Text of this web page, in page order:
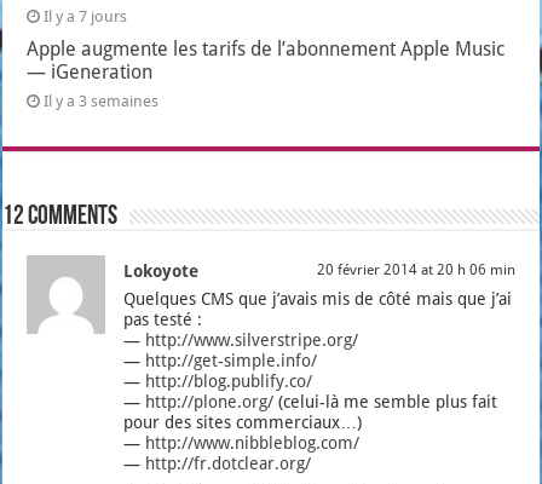
Il y a 7 jours
Apple augmente les tarifs de l’abonnement Apple Music
— iGeneration
Il y a 3 semaines
12 comments
Lokoyote 20 février 2014 at 20 h 06 min
Quelques CMS que j’a­vais mis de côté mais que j’ai
pas tes­té :
— http://www.silverstripe.org/
— http://get-simple.info/
— http://blog.publify.co/
— http://plone.org/ (celui-là me semble plus fait
pour des sites com­mer­ciaux…)
— http://www.nibbleblog.com/
— http://fr.dotclear.org/